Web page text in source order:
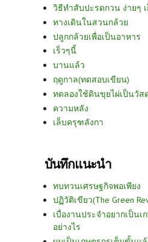
วิธีทำสับปะรดกวน ง่ายๆ
ทางเดินในสวนกล้วย
ปลูกกล้วยเพื่อเป็นอาหาร
เร็วๆนี้
บานแล้ว
ฤดูกาล(ทดสอบเขียน)
ทดลองใช้ดินขุยไผ่เป็นวั
ความหลัง
เล็บครุฑลังกา
บันทึกแนะนำ
ทบทวนเศรษฐกิจพอเพียง
ปฏิวัติเขียว(The Green
เบื่องานประจำอยากเป็นเ
อย่างไร